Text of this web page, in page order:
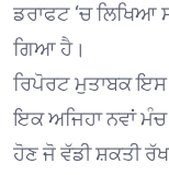
ਡਰਾਫਟ ‘ਚ ਲਿਖਿਆ
ਗਿਆ ਹੈ।
ਰਿਪੋਰਟ ਮੁਤਾਬਕ
ਇਕ ਅਜਿਹਾ ਨਵਾਂ
ਹੋਣ ਜੋ ਵੱਡੀ ਸ਼ਕਤੀ